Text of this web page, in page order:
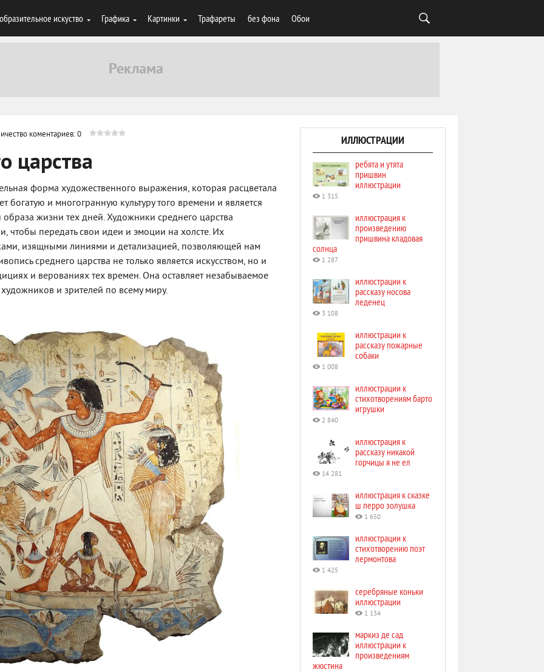
искуство Графика Картинки Трафареты без фона Обои
коментариев: 0
царства
форма художественного выражения, которая расцветала
богатую и многогранную культуру того времени и является
жизни тех дней. Художники среднего царства
чтобы передать свои идеи и эмоции на холсте. Их
изящными линиями и детализацией, позволяющей нам
среднего царства не только является искусством, но и
и верованиях тех времен. Она оставляет незабываемое
и зрителей по всему миру.
ИЛЛЮСТРАЦИИ
ребята и утята
пришвин
иллюстрации
1 315
иллюстрация к
произведению
пришвина кладовая
солнца
1 287
иллюстрации к
рассказу носова
леденец
3 108
иллюстрации к
рассказу пожарные
собаки
1 008
иллюстрации к
стихотворениям барто
игрушки
2 840
иллюстрация к
рассказу никакой
горчицы я не ел
14 281
иллюстрация к сказке
ш перро золушка
1 650
иллюстрации к
стихотворению поэт
лермонтова
1 425
серебряные коньки
иллюстрации
1 134
маркиз де сад
иллюстрации к
произведениям
жюстина